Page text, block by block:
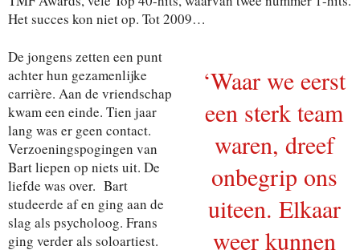
Het succes kon niet op. Tot 2009…
‘Waar we eerst
een sterk team
waren, dreef
onbegrip ons
uiteen. Elkaar
weer kunnen
De jongens zetten een punt
achter hun gezamenlijke
carrière. Aan de vriendschap
kwam een einde. Tien jaar
lang was er geen contact.
Verzoeningspogingen van
Bart liepen op niets uit. De
liefde was over. Bart
studeerde af en ging aan de
slag als psycholoog. Frans
ging verder als soloartiest.